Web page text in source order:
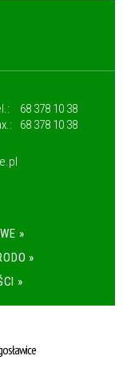
68 378 10 38
68 378 10 38
»
»
»